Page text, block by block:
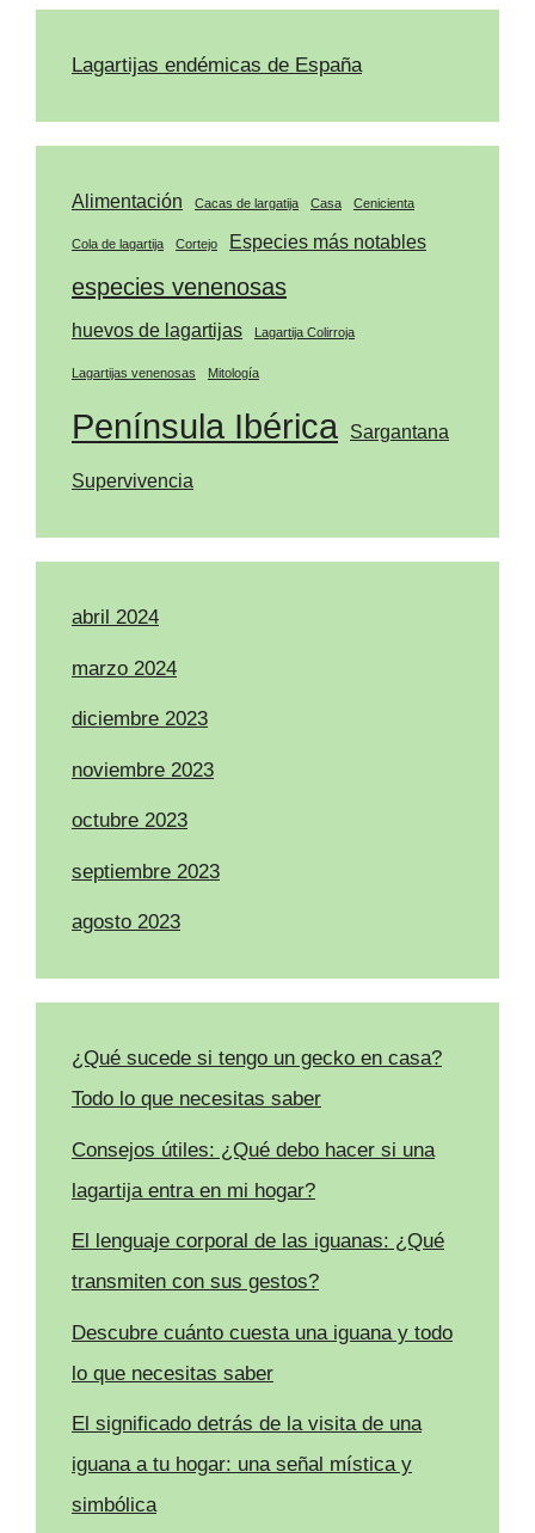
Lagartijas endémicas de España
Alimentación Cacas de largatija Casa Cenicienta
Cola de lagartija Cortejo Especies más notables
especies venenosas
huevos de lagartijas Lagartija Colirroja
Lagartijas venenosas Mitología
Península Ibérica Sargantana
Supervivencia
abril 2024
marzo 2024
diciembre 2023
noviembre 2023
octubre 2023
septiembre 2023
agosto 2023
¿Qué sucede si tengo un gecko en casa?
Todo lo que necesitas saber
Consejos útiles: ¿Qué debo hacer si una
lagartija entra en mi hogar?
El lenguaje corporal de las iguanas: ¿Qué
transmiten con sus gestos?
Descubre cuánto cuesta una iguana y todo
lo que necesitas saber
El significado detrás de la visita de una
iguana a tu hogar: una señal mística y
simbólica